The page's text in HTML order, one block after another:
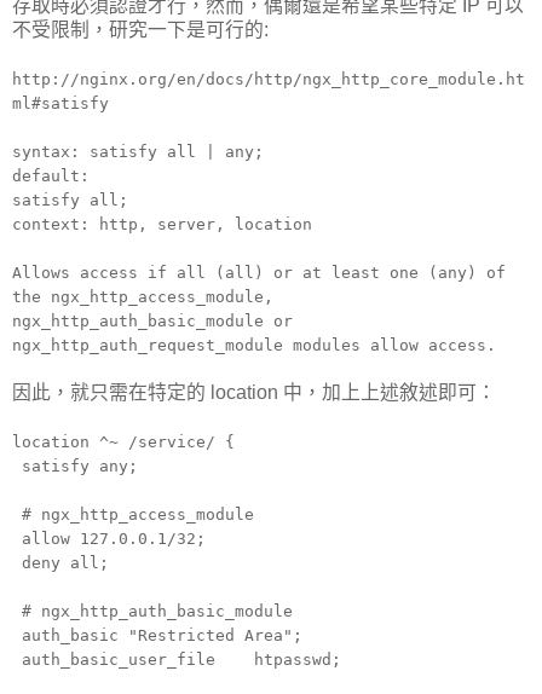
存取時必須認證才行，然而，偶爾還是希望某些特定 IP 可以
不受限制，研究一下是可行的:
http://nginx.org/en/docs/http/ngx_http_core_module.ht
ml#satisfy
syntax:
satisfy all | any;
default:
satisfy all;
context:
http, server, location
Allows access if all (all) or at least one (any) of
the ngx_http_access_module,
ngx_http_auth_basic_module or
ngx_http_auth_request_module modules allow access.
因此，就只需在特定的 location 中，加上上述敘述即可：
location ^~ /service/ {
satisfy any;
# ngx_http_access_module
allow 127.0.0.1/32;
deny all;
# ngx_http_auth_basic_module
auth_basic "Restricted Area";
auth_basic_user_file htpasswd;